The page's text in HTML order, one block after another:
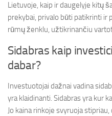
Lietuvoje, kaip ir daugelyje kitų
prekybai, privalo būti patikrinti ir
rūmų ženklu, užtikrinančiu
Sidabras kaip
dabar?
Investuotojai dažnai vadina
yra klaidinanti. Sidabras yra kur
Jo kaina rinkoje svyruoja